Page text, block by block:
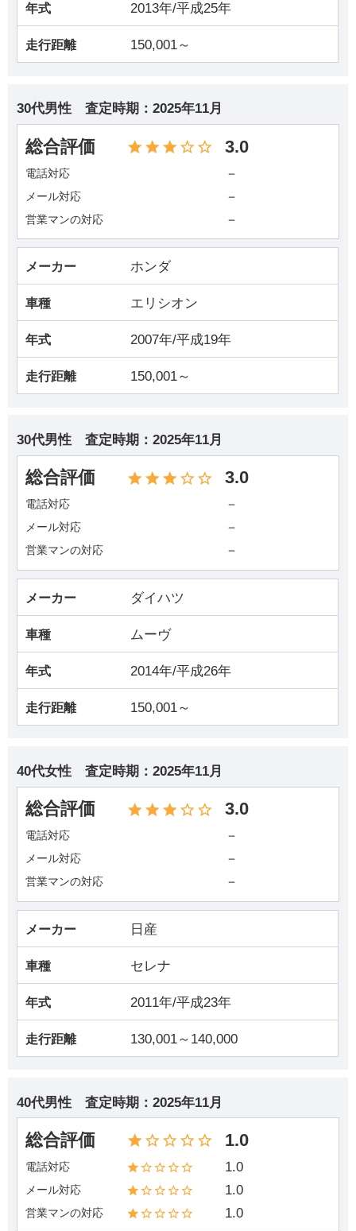
年式 2013年/平成25年
走行距離 150,001～
30代男性 査定時期： 2025年11月
総合評価 3.0
電話対応 －
メール対応 －
営業マンの対応 －
メーカー ホンダ
車種 エリシオン
年式 2007年/平成19年
走行距離 150,001～
30代男性 査定時期： 2025年11月
総合評価 3.0
電話対応 －
メール対応 －
営業マンの対応 －
メーカー ダイハツ
車種 ムーヴ
年式 2014年/平成26年
走行距離 150,001～
40代女性 査定時期： 2025年11月
総合評価 3.0
電話対応 －
メール対応 －
営業マンの対応 －
メーカー 日産
車種 セレナ
年式 2011年/平成23年
走行距離 130,001～140,000
40代男性 査定時期： 2025年11月
総合評価 1.0
電話対応 1.0
メール対応 1.0
営業マンの対応 1.0